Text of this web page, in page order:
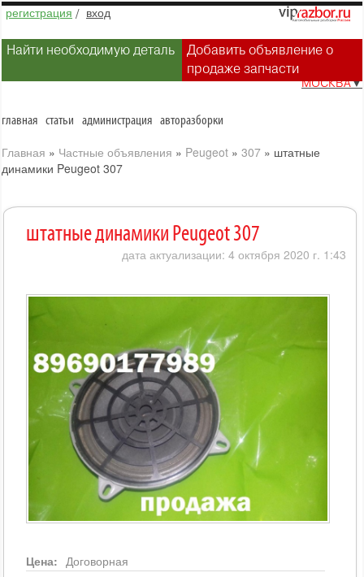
регистрация / вход
Найти необходимую деталь
Добавить объявление о
продаже запчасти
МОСКВА▼
главная статьи администрация авторазборки
Главная » Частные объявления » Peugeot » 307 » штатные
динамики Peugeot 307
штатные динамики Peugeot 307
дата актуализации: 4 октября 2020 г. 1:43
Цена: Договорная